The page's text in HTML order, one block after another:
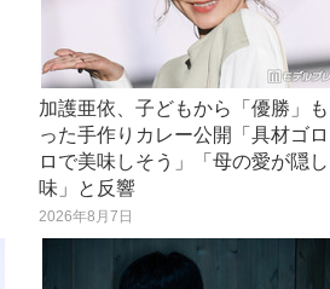
加護亜依、子どもから「優勝」
った手作りカレー公開「具材ゴ
ロで美味しそう」「母の愛が隠し
味」と反響
2026年8月7日